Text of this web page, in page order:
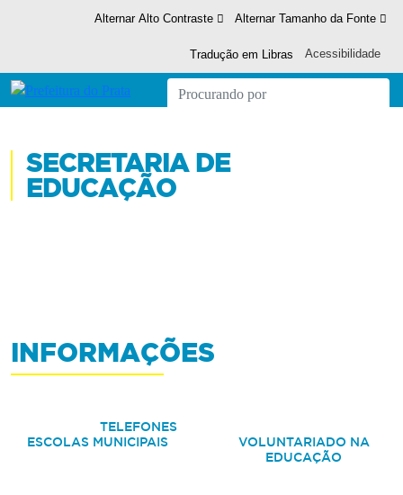
Alternar Alto Contraste Alternar Tamanho da Fonte
Acessibilidade
Tradução em Libras
SECRETARIA DE
EDUCAÇÃO
INFORMAÇÕES
TELEFONES
ESCOLAS MUNICIPAIS
VOLUNTARIADO NA
EDUCAÇÃO